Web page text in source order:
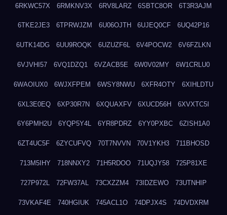
6RKWC57X 6RMKNV3X 6RV8LARZ 6SBTC8OR 6T3R3AJM
6TKE2JE3 6TPRWJZM 6U06OJTH 6UJEQ0CF 6UQ42P16
6UTK14DG 6UU9ROQK 6UZUZF6L 6V4POCW2 6V6FZLKN
6VJVHI57 6VQ1DZQ1 6VZACB5E 6W0V02MY 6W1CRLU0
6WAOIUX0 6WJXFPEM 6WSY8NWU 6XFR4OTY 6XIHLDTU
6XL3E0EQ 6XP30R7N 6XQUAXFV 6XUCD56H 6XVXTC5I
6Y6PMH2U 6YQP5Y4L 6YR8PDRZ 6YY0PXBC 6ZISH1A0
6ZT4UC5F 6ZYCUFVQ 70T7NVVN 70V1YKH3 711BHOSD
713M5IHY 718NNXY2 71H5RDOO 71UQJY58 725P81XE
727P972L 72FW37AL 73CXZZM4 73IDZEWO 73UTNHIP
73VKAF4E 740HGIUK 745ACL1O 74DPJX4S 74DVDXRM